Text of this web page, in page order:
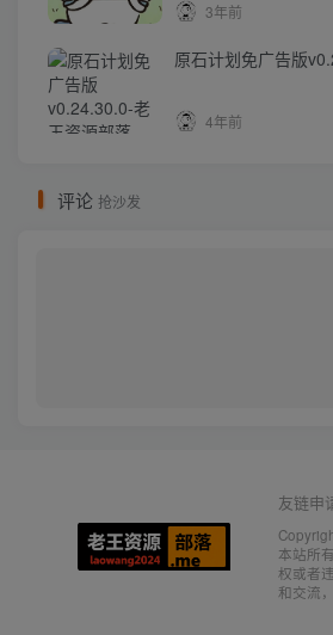
3年前
原石计划免广告版
4年前
评论 抢沙发
友链申
本站所
权或者
和交流